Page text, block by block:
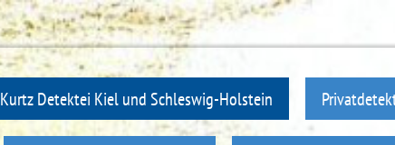
Kurtz Detektei Kiel und Schleswig-Holstein